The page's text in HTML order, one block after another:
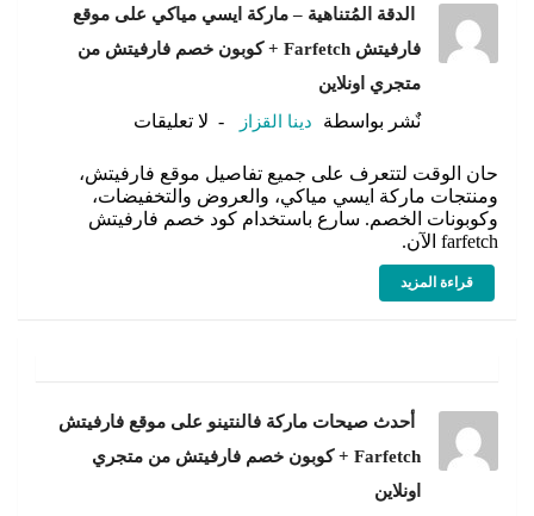
الدقة المُتناهية – ماركة ايسي مياكي على موقع
فارفيتش Farfetch + كوبون خصم فارفيتش من
متجري اونلاين
نٌشر بواسطة
دينا القزاز لا تعليقات
حان الوقت لتتعرف على جميع تفاصيل موقع فارفيتش،
ومنتجات ماركة ايسي مياكي، والعروض والتخفيضات،
وكوبونات الخصم. سارع باستخدام كود خصم فارفيتش
farfetch الآن.
قراءة المزيد
أحدث صيحات ماركة فالنتينو على موقع فارفيتش
Farfetch + كوبون خصم فارفيتش من متجري
اونلاين